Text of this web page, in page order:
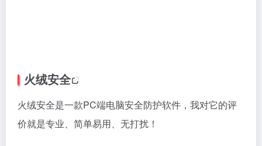
火绒安全
火绒安全是一款PC端电脑安全防护软件，我对它的评
价就是专业、简单易用、无打扰！